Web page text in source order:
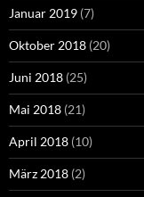
Januar 2019 (7)
Oktober 2018 (20)
Juni 2018 (25)
Mai 2018 (21)
April 2018 (10)
März 2018 (2)